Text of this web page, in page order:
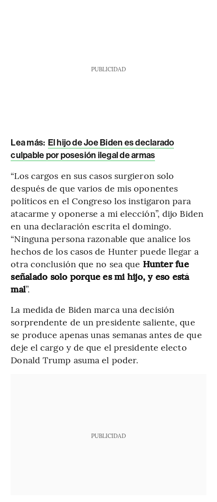
PUBLICIDAD
Lea más: El hijo de Joe Biden es declarado
culpable por posesión ilegal de armas
“Los cargos en sus casos surgieron solo
después de que varios de mis oponentes
políticos en el Congreso los instigaron para
atacarme y oponerse a mi elección”, dijo Biden
en una declaración escrita el domingo.
“Ninguna persona razonable que analice los
hechos de los casos de Hunter puede llegar a
otra conclusión que no sea que Hunter fue
señalado solo porque es mi hijo, y eso está
mal”.
La medida de Biden marca una decisión
sorprendente de un presidente saliente, que
se produce apenas unas semanas antes de que
deje el cargo y de que el presidente electo
Donald Trump asuma el poder.
PUBLICIDAD